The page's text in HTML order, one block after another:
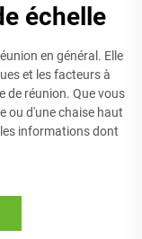
échelle
en général. Elle
et les facteurs à
de réunion. Que vous
ou d'une chaise haut
informations dont